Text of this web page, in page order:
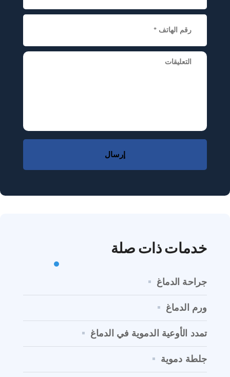
إرسال
خدمات ذات صلة
جراحة الدماغ
ورم الدماغ
تمدد الأوعية الدموية في الدماغ
جلطة دموية